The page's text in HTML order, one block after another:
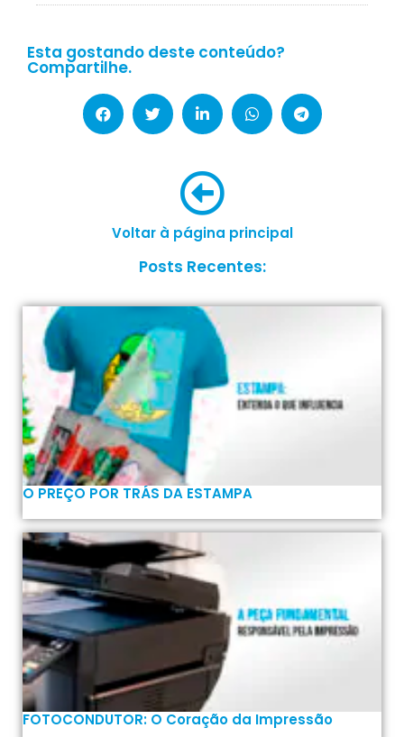
Esta gostando deste conteúdo?
Compartilhe.
Voltar à página principal
Posts Recentes:
O PREÇO POR TRÁS DA ESTAMPA
FOTOCONDUTOR: O Coração da Impressão